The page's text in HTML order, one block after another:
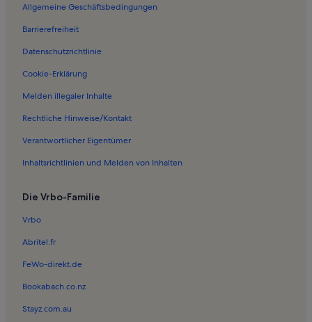
Ferienwohnungen in Kessin
Ferienwohnungen in Steintor
Ferienwohnungen in Dierkow
Ferienwohnungen in Goorstorf
Ferienwohnungen in Rostocker Weihnachtsmarkt
Ferienwohnungen in Toitenwinkel
Ferienwohnungen in Pastow
Ferienwohnungen und Apartments in Stäbelow
Ferienunterkünfte für Familien in Hohe Düne
Häuser in Hohe Düne
Ferienunterkünfte mit Pool in Hohe Düne
Resorts in Hohe Düne
Allgemeine Geschäftsbedingungen
Barrierefreiheit
Datenschutzrichtlinie
Cookie-Erklärung
Melden illegaler Inhalte
Rechtliche Hinweise/Kontakt
Verantwortlicher Eigentümer
Inhaltsrichtlinien und Melden von Inhalten
Die Vrbo-Familie
Vrbo
Abritel.fr
FeWo-direkt.de
Bookabach.co.nz
Stayz.com.au